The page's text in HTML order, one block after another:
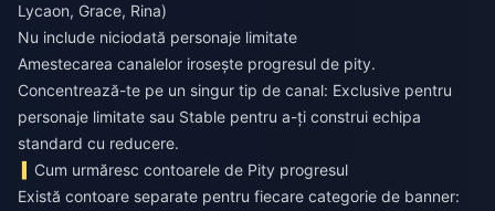
Lycaon, Grace, Rina)
Nu include niciodată personaje limitate
Amestecarea canalelor irosește progresul de pity.
Concentrează-te pe un singur tip de canal: Exclusive pentru
personaje limitate sau Stable pentru a-ți construi echipa
standard cu reducere.
Cum urmăresc contoarele de Pity progresul
Există contoare separate pentru fiecare categorie de banner: